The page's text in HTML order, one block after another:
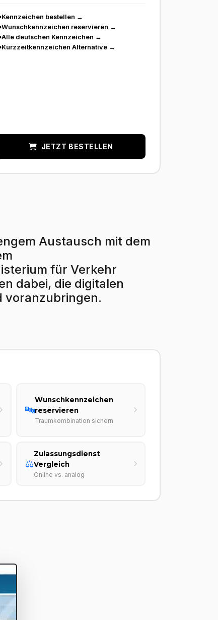
Kennzeichen bestellen →
Wunschkennzeichen reservieren →
Alle deutschen Kennzeichen →
Kurzzeitkennzeichen Alternative →
JETZT BESTELLEN
Austausch mit dem
für Verkehr
dabei, die digitalen
voranzubringen.
🔤
Wunschkennzeichen
reservieren
Traumkombination sichern
⚖️
Zulassungsdienst
Vergleich
Online vs. analog